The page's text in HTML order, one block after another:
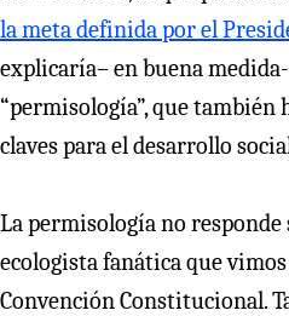
la meta definida por el
explicaría– en buena
“permisología”, que
claves para el desarrollo
La permisología no
ecologista fanática que
Convención Constitucional.